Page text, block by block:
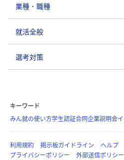
業種・職種
就活全般
選考対策
キーワード
みん就の使い方学生認証合同企業説明会
利用規約 掲示板ガイドライン ヘルプ
プライバシーポリシー
外部送信ポリシー